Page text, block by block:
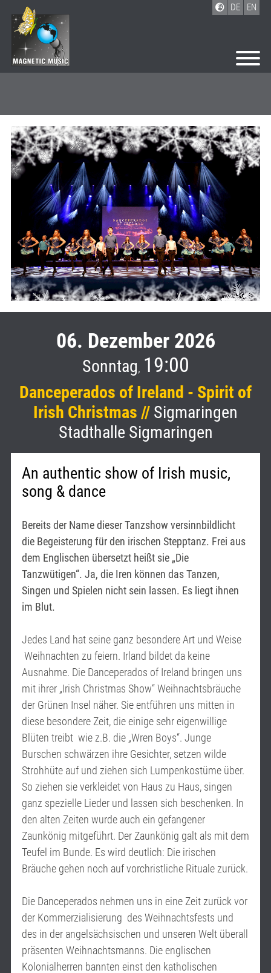
DE EN
06. Dezember 2026
Sonntag, 19:00
Danceperados of Ireland - Spirit of
Irish Christmas // Sigmaringen
Stadthalle Sigmaringen
An authentic show of Irish music,
song & dance
Bereits der Name dieser Tanzshow versinnbildlicht
die Begeisterung für den irischen Stepptanz. Frei aus
dem Englischen übersetzt heißt sie „Die
Tanzwütigen“. Ja, die Iren können das Tanzen,
Singen und Spielen nicht sein lassen. Es liegt ihnen
im Blut.
Jedes Land hat seine ganz besondere Art und Weise
Weihnachten zu feiern. Irland bildet da keine
Ausnahme. Die Danceperados of Ireland bringen uns
mit ihrer „Irish Christmas Show“ Weihnachtsbräuche
der Grünen Insel näher. Sie entführen uns mitten in
diese besondere Zeit, die einige sehr eigenwillige
Blüten treibt wie z.B. die „Wren Boys“. Junge
Burschen schwärzen ihre Gesichter, setzen wilde
Strohhüte auf und ziehen sich Lumpenkostüme über.
So ziehen sie verkleidet von Haus zu Haus, singen
ganz spezielle Lieder und lassen sich beschenken. In
den alten Zeiten wurde auch ein gefangener
Zaunkönig mitgeführt. Der Zaunkönig galt als mit dem
Teufel im Bunde. Es wird deutlich: Die irischen
Bräuche gehen noch auf vorchristliche Rituale zurück.
Die Danceperados nehmen uns in eine Zeit zurück vor
der Kommerzialisierung des Weihnachtsfests und
des in der angelsächsischen und unseren Welt überall
präsenten Weihnachtsmanns. Die englischen
Kolonialherren bannten einst den katholischen